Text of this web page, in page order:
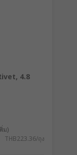
4.8
ม)
THB223.36/ถุง